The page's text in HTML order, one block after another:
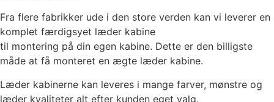
Fra flere fabrikker ude i den store verden kan vi leverer en
komplet færdigsyet læder kabine
til montering på din egen kabine. Dette er den billigste
måde at få monteret en ægte læder kabine.
Læder kabinerne kan leveres i mange farver, mønstre og
læder kvaliteter alt efter kunden eget valg.